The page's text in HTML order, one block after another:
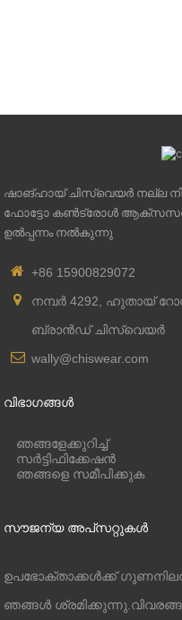
ഷാങ്ഹായ് ചിസ്വെയർ നല്ല
ഫോട്ടോ കൺട്രോൾ
ഉൽപ്പന്നം നൽകുന്നു
+86 15900829072
നമ്പർ 4292, ഹുതായ്
ബ്രാൻഡ് ചിസ്വെയർ
wally@chiswear.com
വിഭാഗങ്ങൾ
ഞങ്ങളേക്കുറിച്ച്
സർട്ടിഫിക്കേഷൻ
ഞങ്ങളെ സമീപിക്കുക
സൗജന്യ അപ്‌സറ്റുകൾ
ഉപഭോക്താക്കൾക്ക്
ഞങ്ങൾ